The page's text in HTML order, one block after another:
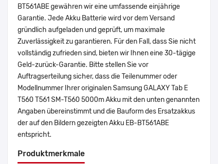
BT561ABE gewähren wir eine umfassende einjährige
Garantie. Jede Akku Batterie wird vor dem Versand
gründlich aufgeladen und geprüft, um maximale
Zuverlässigkeit zu garantieren. Für den Fall, dass Sie nicht
vollständig zufrieden sind, bieten wir Ihnen eine 30-tägige
Geld-zurück-Garantie. Bitte stellen Sie vor
Auftragserteilung sicher, dass die Teilenummer oder
Modellnummer Ihrer originalen Samsung GALAXY Tab E
T560 T561 SM-T560 5000m Akku mit den unten genannten
Angaben übereinstimmt und die Bauform des Ersatzakkus
der auf den Bildern gezeigten Akku EB-BT561ABE
entspricht.
Produktmerkmale